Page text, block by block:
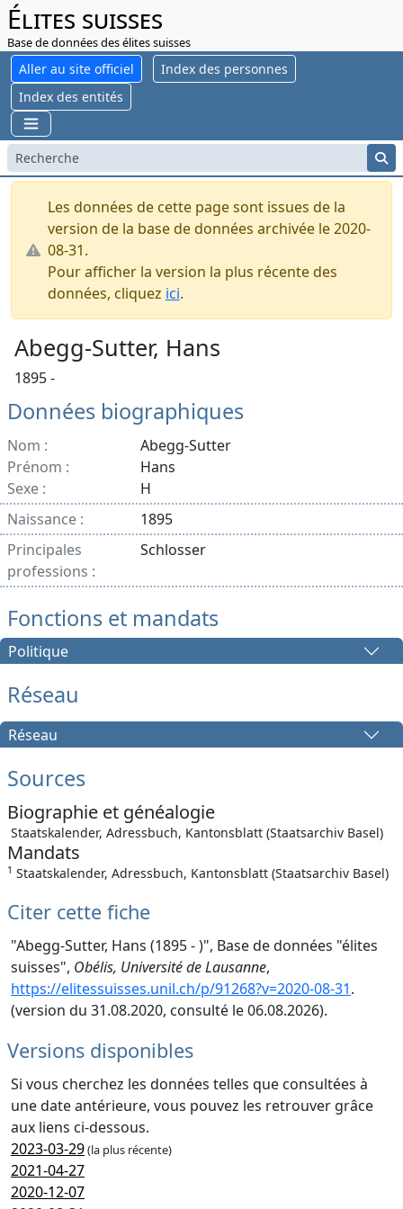
Élites suisses
Base de données des élites suisses
Aller au site officiel
Index des personnes
Index des entités
Les données de cette page sont issues de la
version de la base de données archivée le 2020-
08-31.
Pour afficher la version la plus récente des
données, cliquez ici.
Abegg-Sutter, Hans
1895 -
Données biographiques
Nom :
Abegg-Sutter
Prénom :
Hans
Sexe :
H
Naissance :
1895
Principales
professions :
Schlosser
Fonctions et mandats
Politique
Réseau
Réseau
Sources
Biographie et généalogie
Staatskalender, Adressbuch, Kantonsblatt (Staatsarchiv Basel)
Mandats
1 Staatskalender, Adressbuch, Kantonsblatt (Staatsarchiv Basel)
Citer cette fiche
"Abegg-Sutter, Hans (1895 - )", Base de données "élites
suisses", Obélis, Université de Lausanne,
https://elitessuisses.unil.ch/p/91268?v=2020-08-31.
(version du 31.08.2020, consulté le 06.08.2026).
Versions disponibles
Si vous cherchez les données telles que consultées à
une date antérieure, vous pouvez les retrouver grâce
aux liens ci-dessous.
2023-03-29(la plus récente)
2021-04-27
2020-12-07